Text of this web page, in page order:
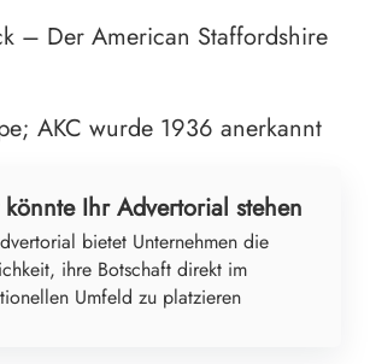
– Der American Staffordshire
AKC wurde 1936 anerkannt
Ihr Advertorial stehen
bietet Unternehmen die
ihre Botschaft direkt im
Umfeld zu platzieren